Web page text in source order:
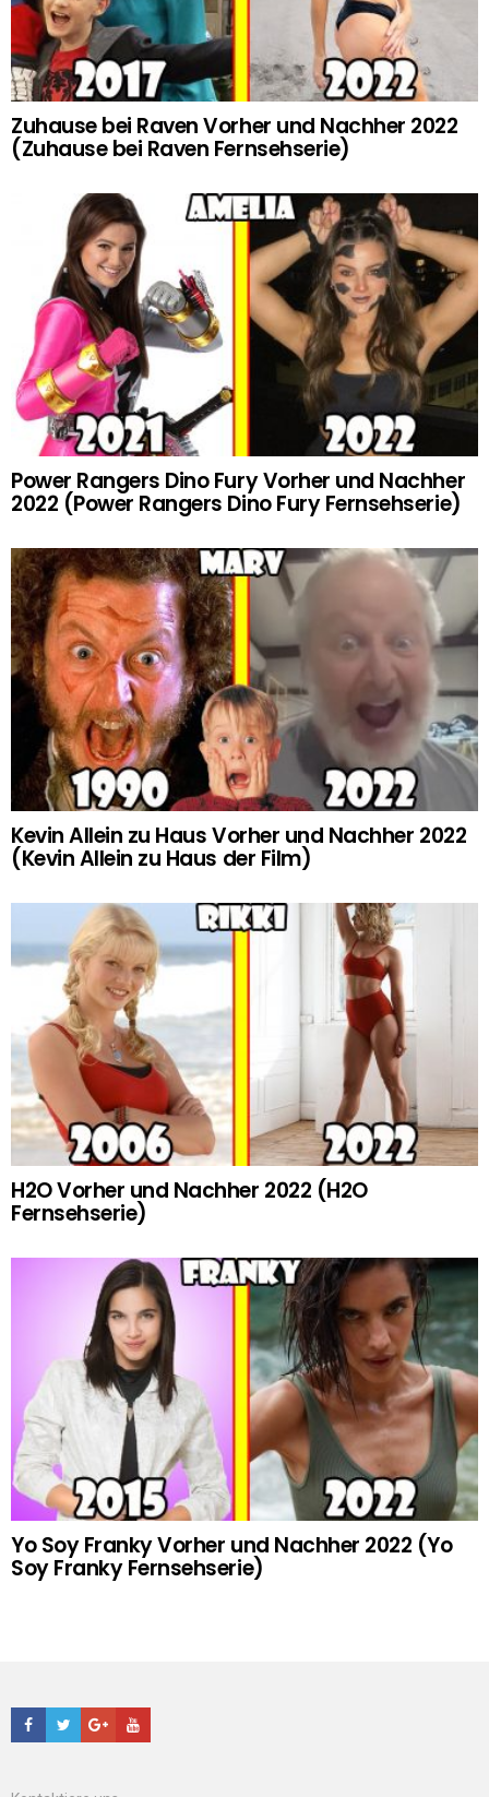
Zuhause bei Raven Vorher und Nachher 2022
(Zuhause bei Raven Fernsehserie)
Power Rangers Dino Fury Vorher und Nachher
2022 (Power Rangers Dino Fury Fernsehserie)
Kevin Allein zu Haus Vorher und Nachher 2022
(Kevin Allein zu Haus der Film)
H2O Vorher und Nachher 2022 (H2O
Fernsehserie)
Yo Soy Franky Vorher und Nachher 2022 (Yo
Soy Franky Fernsehserie)
Facebook
TwitterGoogle+Youtube